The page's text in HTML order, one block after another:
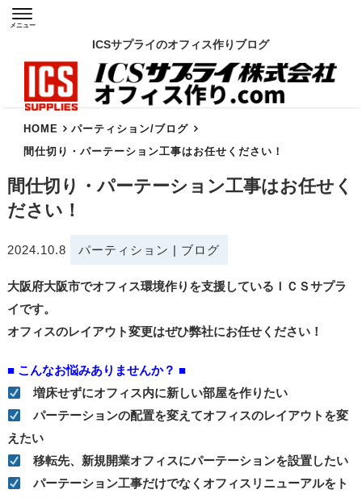
ICSサプライのオフィス作りブログ
メニュー
HOME パーティション/ブログ
間仕切り・パーテーション工事はお任せください！
間仕切り・パーテーション工事はお任せく
ださい！
2024.10.8 パーティション | ブログ
大阪府大阪市でオフィス環境作りを支援しているＩＣＳサプラ
イです。
オフィスのレイアウト変更はぜひ弊社にお任せください！
■ こんなお悩みありませんか？ ■
増床せずにオフィス内に新しい部屋を作りたい
パーテーションの配置を変えてオフィスのレイアウトを変
えたい
移転先、新規開業オフィスにパーテーションを設置したい
パーテーション工事だけでなくオフィスリニューアルをト